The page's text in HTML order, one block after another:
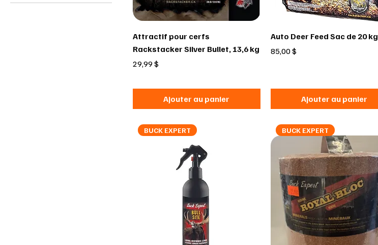
3kg
Attractif pour cerfs
Rackstacker Silver Bullet, 13,6 kg
Prix
29,99 $
Ajouter au panier
Auto Deer Feed Sac de 20 kg
Prix
85,00 $
Ajouter au panier
BUCK EXPERT BUCK EXPERT